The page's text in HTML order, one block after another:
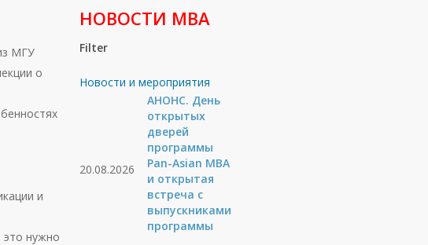
МГУ
о
и
это нужно
НОВОСТИ МВА
Filter
Новости и мероприятия
20.08.2026
АНОНС. День
открытых
дверей
программы
Pan-Asian MBA
и открытая
встреча с
выпускниками
программы